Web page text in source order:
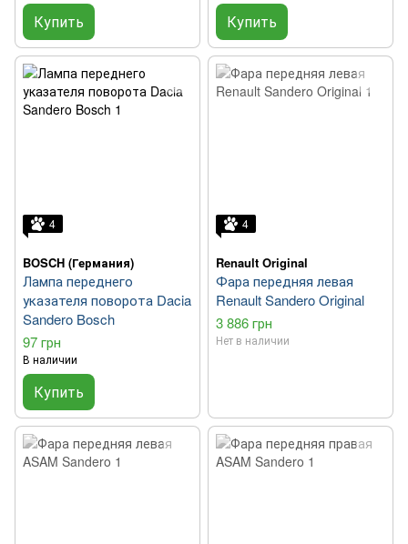
Купить Купить
4
BOSCH (Германия)
Лампа переднего
указателя поворота Dacia
Sandero Bosch
97 грн
В наличии
Купить
4
Renault Original
Фара передняя левая
Renault Sandero Original
3 886 грн
Нет в наличии